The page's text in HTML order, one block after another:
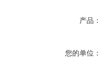
产品：
您的单位：